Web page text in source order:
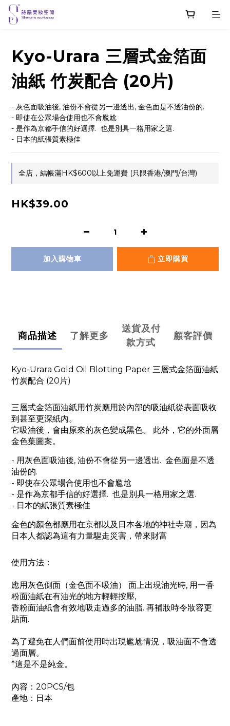
Kyo-Urara 三層式金箔面
油紙 竹炭配合 (20片)
- 灰色面吸油後, 油份不會從另一邊透出, 金色面是不透油份的.
- 即使在公眾場合使用也不會尷尬
- 是作為京都手信的好選擇.  也是別具一格用家之選.
- 日本的紙張質素極佳
全店，結帳滿HK$600以上免運費 (只限香港/澳門/台灣)
HK$39.00
加入購物車 立即購買
商品描述 了解更多
送貨及付
款方式
顧客評價
Kyo-Urara Gold Oil Blotting Paper 三層式金箔面油紙
竹炭配合 (20片)
三層式金箔面油紙用竹炭應用於內部的吸油紙從表面吸收
到甚至更深紙內。
它吸油後，會由原來的灰色變成黑色。 此外，它的外面層
金色葉圖案。
- 用灰色面吸油後, 油份不會從另一邊透出. 金色面是不透
油份的.
- 即使在公眾場合使用也不會尷尬
- 是作為京都手信的好選擇. 也是別具一格用家之選.
- 日本的紙張質素極佳
金色的顏色都應用在京都以及日本各地的神社寺廟，因為
日本人都認為這有力量驅走災害，帶來財富
使用方法：
應用灰色側面（金色面不吸油） 面上出現油光時, 用一香
粉面油紙在有油光的地方輕輕按壓,
香粉面油紙會有效地吸走過多的油脂. 再補妝時令妝容更
貼面.
為了避免在人們面前使用時出現尷尬情況，吸油面不會透
過面層。
*這是不是純金。
內容：20PCS/包
產地：日本